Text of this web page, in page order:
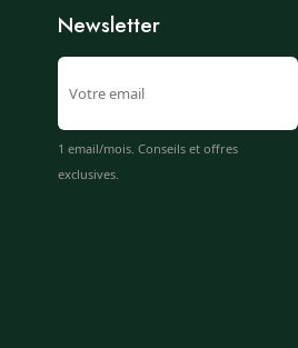
Newsletter
1 email/mois. Conseils et offres
exclusives.